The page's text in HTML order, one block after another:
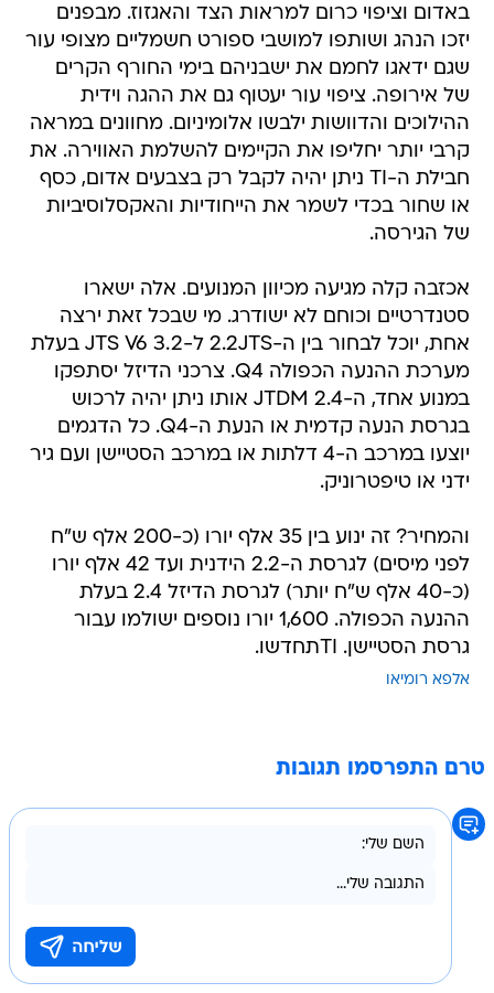
באדום וציפוי כרום למראות הצד והאגזוז. מבפנים
יזכו הנהג ושותפו למושבי ספורט חשמליים מצופי עור
שגם ידאגו לחמם את ישבניהם בימי החורף הקרים
של אירופה. ציפוי עור יעטוף גם את ההגה וידית
ההילוכים והדוושות ילבשו אלומיניום. מחוונים במראה
קרבי יותר יחליפו את הקיימים להשלמת האווירה. את
חבילת ה-TI ניתן יהיה לקבל רק בצבעים אדום, כסף
או שחור בכדי לשמר את הייחודיות והאקסלוסיביות
של הגירסה.
אכזבה קלה מגיעה מכיוון המנועים. אלה ישארו
סטנדרטיים וכוחם לא ישודרג. מי שבכל זאת ירצה
אחת, יוכל לבחור בין ה-2.2JTS ל-3.2 JTS V6 בעלת
מערכת ההנעה הכפולה Q4. צרכני הדיזל יסתפקו
במנוע אחד, ה-2.4 JTDM אותו ניתן יהיה לרכוש
בגרסת הנעה קדמית או הנעת ה-Q4. כל הדגמים
יוצעו במרכב ה-4 דלתות או במרכב הסטיישן ועם גיר
ידני או טיפטרוניק.
והמחיר? זה ינוע בין 35 אלף יורו (כ-200 אלף ש"ח
לפני מיסים) לגרסת ה-2.2 הידנית ועד 42 אלף יורו
(כ-40 אלף ש"ח יותר) לגרסת הדיזל 2.4 בעלת
ההנעה הכפולה. 1,600 יורו נוספים ישולמו עבור
גרסת הסטיישן. TIתחדשו.
אלפא רומיאו
טרם התפרסמו תגובות